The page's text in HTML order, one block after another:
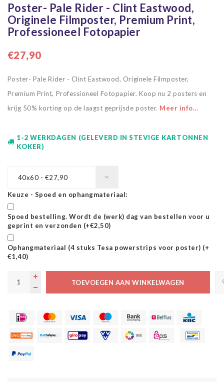
Poster- Pale Rider - Clint Eastwood,
Originele Filmposter, Premium Print,
Professioneel Fotopapier
€27,90
Poster- Pale Rider - Clint Eastwood, Originele Filmposter,
Premium Print, Professioneel Fotopapier. Koop nu 2 posters en
krijg 50% korting op de laagst geprijsde poster. Meer info...
1-2 WERKDAGEN (GELEVERD IN STEVIGE KARTONNEN
KOKER)
40x60 - €27,90
Keuze - Spoed en ophangmateriaal:
Spoed bestelling. Wordt de (werk) dag van bestellen voor u
geprint en verzonden (+€2,50)
Ophangmateriaal (4 stuks Tesa powerstrips voor poster) (+
€1,40)
TOEVOEGEN AAN WINKELWAGEN